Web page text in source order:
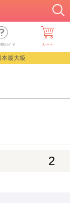
ガイド カート
最大級
2